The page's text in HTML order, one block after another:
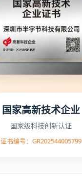
国家高新技术企业
国家级科技创新认证
证书编号：GR202544005799